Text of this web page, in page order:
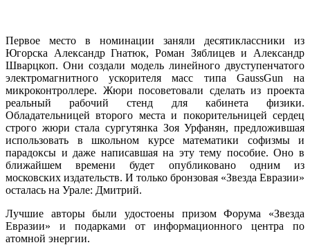
Первое место в номинации заняли десятиклассники из
Югорска Александр Гнатюк, Роман Зяблицев и Александр
Шварцкоп. Они создали модель линейного двуступенчатого
электромагнитного ускорителя масс типа GaussGun на
микроконтроллере. Жюри посоветовали сделать из проекта
реальный рабочий стенд для кабинета физики.
Обладательницей второго места и покорительницей сердец
строго жюри стала сургутянка Зоя Урфанян, предложившая
использовать в школьном курсе математики софизмы и
парадоксы и даже написавшая на эту тему пособие. Оно в
ближайшем времени будет опубликовано одним из
московских издательств. И только бронзовая «Звезда Евразии»
осталась на Урале: Дмитрий.
Лучшие авторы были удостоены призом Форума «Звезда
Евразии» и подарками от информационного центра по
атомной энергии.